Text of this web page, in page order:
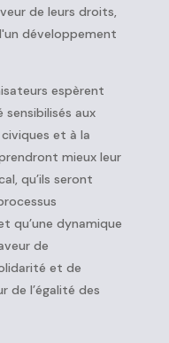
de leurs droits,
développement
espèrent
aux
et à la
mieux leur
qu’ils seront
qu’une dynamique
de
et de
de l’égalité des